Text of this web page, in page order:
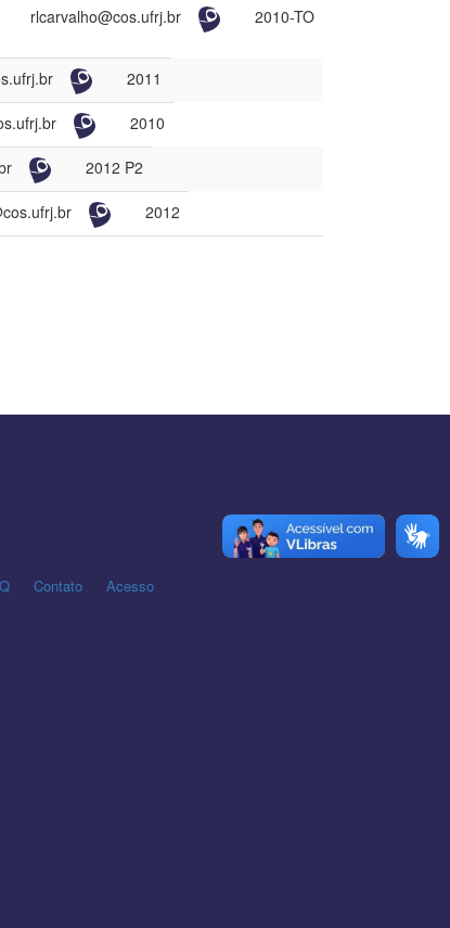
rlcarvalho@cos.ufrj.br 2010-TO
2011
2010
2012 P2
2012
Contato Acesso